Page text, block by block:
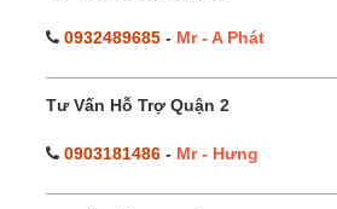
0932489685 - Mr - A Phát
Tư Vấn Hỗ Trợ Quận 2
0903181486 - Mr - Hưng